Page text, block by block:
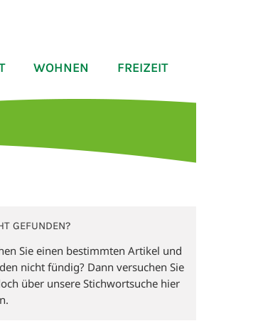
WOHNEN FREIZEIT
GEFUNDEN?
Sie einen bestimmten Artikel und
nicht fündig? Dann versuchen Sie
über unsere Stichwortsuche hier